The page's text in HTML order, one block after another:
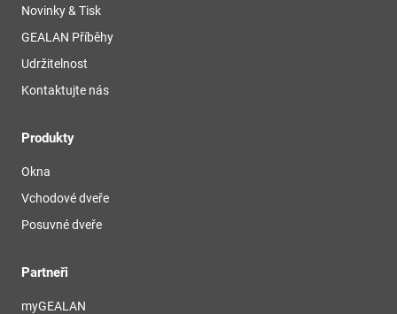
Novinky & Tisk
GEALAN Příběhy
Udržitelnost
Kontaktujte nás
Produkty
Okna
Vchodové dveře
Posuvné dveře
Partneři
myGEALAN